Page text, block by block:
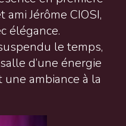
Jérôme CIOSI,
élégance.
le temps,
d’une énergie
ambiance à la